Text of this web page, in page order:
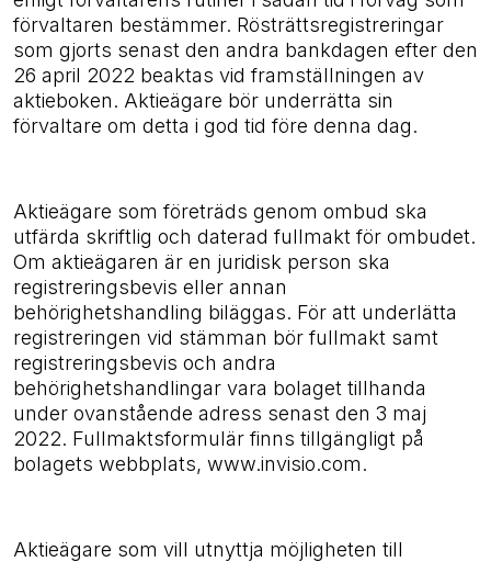
förvaltaren bestämmer. Rösträttsregistreringar
som gjorts senast den andra bankdagen efter den
26 april 2022 beaktas vid framställningen av
aktieboken. Aktieägare bör underrätta sin
förvaltare om detta i god tid före denna dag.
Aktieägare som företräds genom ombud ska
utfärda skriftlig och daterad fullmakt för ombudet.
Om aktieägaren är en juridisk person ska
registreringsbevis eller annan
behörighetshandling biläggas. För att underlätta
registreringen vid stämman bör fullmakt samt
registreringsbevis och andra
behörighetshandlingar vara bolaget tillhanda
under ovanstående adress senast den 3 maj
2022. Fullmaktsformulär finns tillgängligt på
bolagets webbplats, www.invisio.com.
Aktieägare som vill utnyttja möjligheten till